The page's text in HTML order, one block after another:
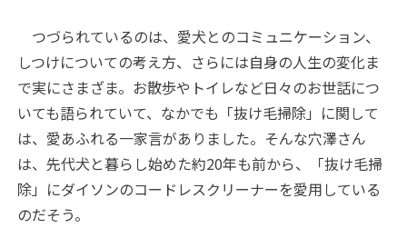
つづられているのは、愛犬とのコミュニケーション、
しつけについての考え方、さらには自身の人生の変化ま
で実にさまざま。お散歩やトイレなど日々のお世話につ
いても語られていて、なかでも「抜け毛掃除」に関して
は、愛あふれる一家言がありました。そんな穴澤さん
は、先代犬と暮らし始めた約20年も前から、「抜け毛掃
除」にダイソンのコードレスクリーナーを愛用している
のだそう。